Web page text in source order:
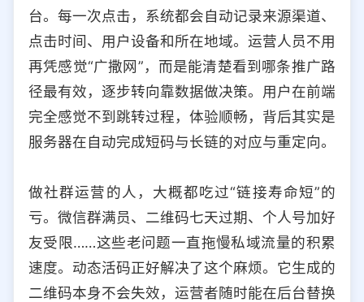
台。每一次点击，系统都会自动记录来源渠道、
点击时间、用户设备和所在地域。运营人员不用
再凭感觉“广撒网”，而是能清楚看到哪条推广路
径最有效，逐步转向靠数据做决策。用户在前端
完全感觉不到跳转过程，体验顺畅，背后其实是
服务器在自动完成短码与长链的对应与重定向。
做社群运营的人，大概都吃过“链接寿命短”的
亏。微信群满员、二维码七天过期、个人号加好
友受限……这些老问题一直拖慢私域流量的积累
速度。动态活码正好解决了这个麻烦。它生成的
二维码本身不会失效，运营者随时能在后台替换